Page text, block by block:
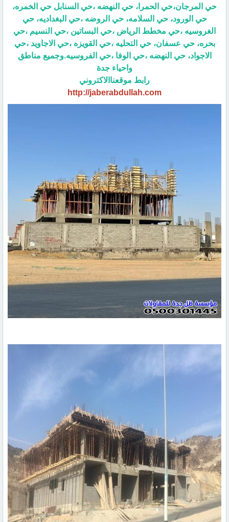
حي المرجان،حي الحمرا، حي النهضه ،حي السنابل حي الخمره،
حي الورود، حي السلامه، حي الروضه ،حي البغداديه، حي
الغروسيه ،حي مخطط الرياض ،حي البساتين ،حي النسيم ،حي
بحره، حي عسفان، حي التحليه ،حي القويزه ،حي الاجاويد ،حي
الاجواد، حي النهضه ،حي الوفا ،حي الفروسيه.وجميع مناطق
واحياء جدة
رابط موقعناالاكتروني
http://jaberabdullah.com